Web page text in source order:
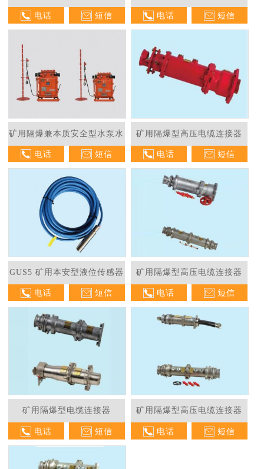
电话 短信 水控制器
电话 短信
矿用隔爆兼本质安全型水泵水
位控制器
电话 短信
矿用隔爆型高压电缆连接器
电话 短信
GUS5 矿用本安型液位传感器
电话 短信
矿用隔爆型高压电缆连接器
电话 短信
矿用隔爆型电缆连接器
电话 短信
矿用隔爆型高压电缆连接器
电话 短信